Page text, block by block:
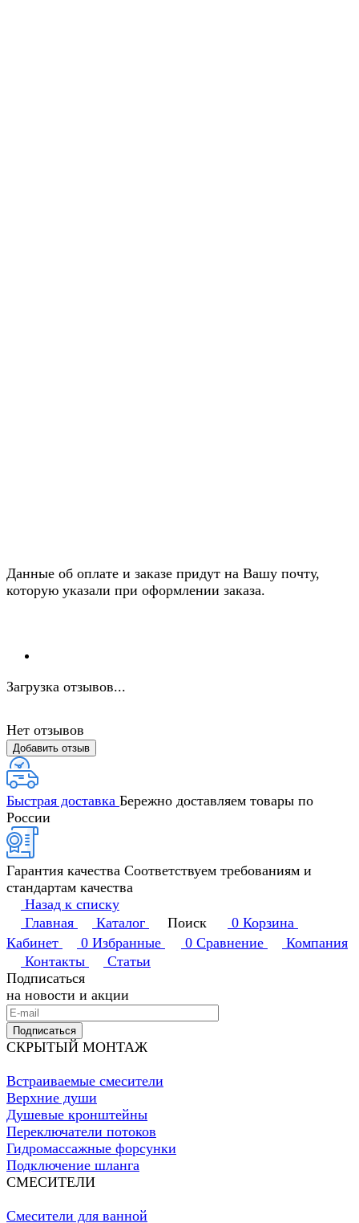
Данные об оплате и заказе придут на Вашу почту,
которую указали при оформлении заказа.
Загрузка отзывов...
Нет отзывов
Добавить отзыв
Быстрая доставка Бережно доставляем товары по
России
Гарантия качества Соответствуем требованиям и
стандартам качества
Назад к списку
Главная
Каталог Поиск 0 Корзина
Кабинет
0 Избранные 0 Сравнение
Компания
Контакты
Статьи
Подписаться
на новости и акции
Подписаться
СКРЫТЫЙ МОНТАЖ
Встраиваемые смесители
Верхние души
Душевые кронштейны
Переключатели потоков
Гидромассажные форсунки
Подключение шланга
СМЕСИТЕЛИ
Смесители для ванной